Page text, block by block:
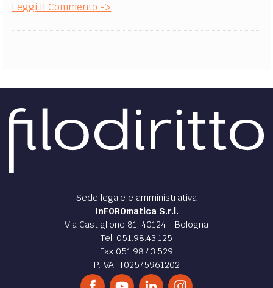
Leggi Il Commento ->
Sede legale e amministrativa
InFOROmatica S.r.l.
Via Castiglione 81, 40124 - Bologna
Tel. 051.98.43.125
Fax 051.98.43.529
P.IVA IT02575961202